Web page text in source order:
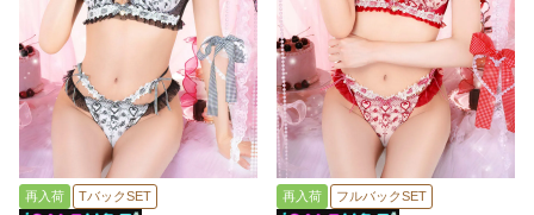
再入荷 TバックSET 再入荷 フルバックSET